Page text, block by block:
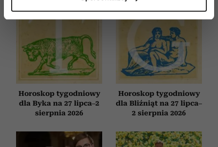
(fingerprinting, czyli wirtualny odcisk palca)
dane są przetwarzane oraz ustaw własne preferencje w
sekcji szczegółów. W Deklaracji plików cookie możesz
zmienić lub wycofać swoją zgodę w dowolnej chwili.
Wykorzystujemy pliki cookie do spersonalizowania treści
i reklam, aby oferować funkcje społecznościowe i
analizować ruch w naszej witrynie. Informacje o tym, jak
korzystasz z naszej witryny, udostępniamy partnerom
Partnerzy mogą połączyć te informacje z innymi danymi
otrzymanymi od Ciebie lub uzyskanymi podczas
Horoskop tygodniowy
dla Byka na 27 lipca–2
sierpnia 2026
Horoskop tygodniowy
dla Bliźniąt na 27 lipca–
2 sierpnia 2026